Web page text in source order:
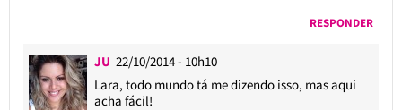
RESPONDER
JU 22/10/2014 - 10h10
Lara, todo mundo tá me dizendo isso, mas aqui
acha fácil!